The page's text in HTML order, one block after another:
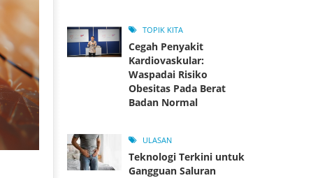
TOPIK KITA
Cegah Penyakit
Kardiovaskular:
Waspadai Risiko
Obesitas Pada Berat
Badan Normal
ULASAN
Teknologi Terkini untuk
Gangguan Saluran